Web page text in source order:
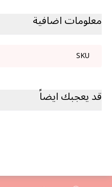
معلومات اضافية
SKU
قد يعجبك ايضاً